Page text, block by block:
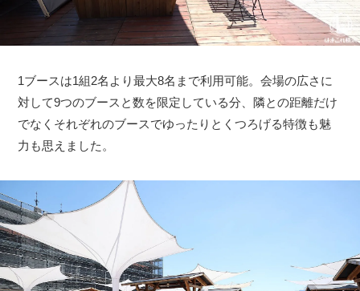
1ブースは1組2名より最大8名まで利用可能。会場の広さに
対して9つのブースと数を限定している分、隣との距離だけ
でなくそれぞれのブースでゆったりとくつろげる特徴も魅
力も思えました。